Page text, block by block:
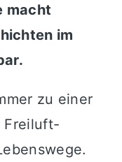
macht
im
zu einer
Freiluft-